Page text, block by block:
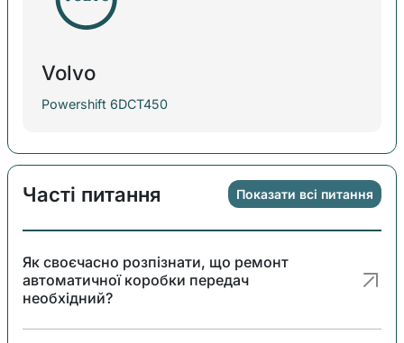
Volvo
Powershift 6DCT450
Часті питання Показати всі питання
Як своєчасно розпізнати, що ремонт
автоматичної коробки передач
необхідний?